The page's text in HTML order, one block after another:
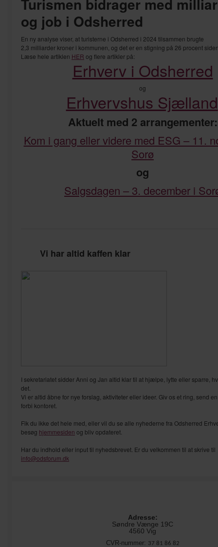
og job i Odsherred
En ny analyse viser, at turisterne i Odsherred i 2024 tilsammen brugte
2,3 milliarder kroner i kommunen, og det er en stigning på 26 procent
Læse hele artiklen HER og flere artikler på:
Erhverv i Odsherred
og
Erhvervshus Sjælland
Aktuelt med 2 arrangementer:
Kom i gang eller videre med ESG – 11.
Sorø
og
Salgsdagen – 3. december i
Vi har altid kaffen klar
I sekretariatet sidder Anni og Jan altid klar til at hjælpe, lytte eller sparre,
det.
Vi er altid åbne for nye forslag, aktiviteter eller ideer. Giv os et ring, send
forbi kontoret.
Fik du ikke det hele med, eller vil du se alle nyhederne fra Odsherred
besøg hjemmesiden og bliv opdateret.
Har du indhold eller input til nyhedsbrevet. Er du velkommen til at skrive til
info@odsforum.dk
Adresse:
Søndre Vænge 19C
4560 Vig
CVR-nummer: 37 81 86 82